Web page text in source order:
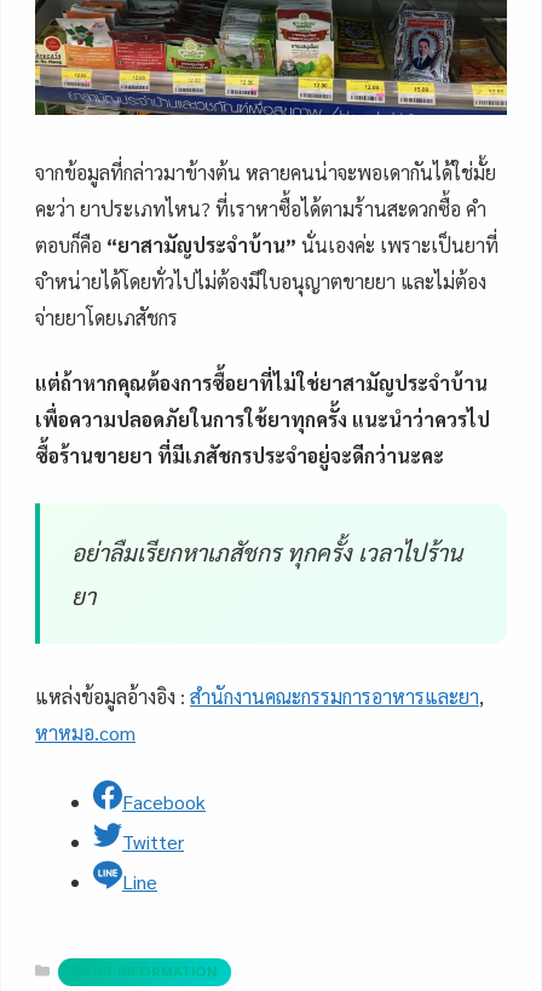
จากข้อมูลที่กล่าวมาข้างต้น หลายคนน่าจะพอเดากันได้ใช่มั้ย
คะว่า ยาประเภทไหน? ที่เราหาซื้อได้ตามร้านสะดวกซื้อ คำ
ตอบก็คือ “ยาสามัญประจำบ้าน” นั่นเองค่ะ เพราะเป็นยาที่
จำหน่ายได้โดยทั่วไปไม่ต้องมีใบอนุญาตขายยา และไม่ต้อง
จ่ายยาโดยเภสัชกร
แต่ถ้าหากคุณต้องการซื้อยาที่ไม่ใช่ยาสามัญประจำบ้าน
เพื่อความปลอดภัยในการใช้ยาทุกครั้ง แนะนำว่าควรไป
ซื้อร้านขายยา ที่มีเภสัชกรประจำอยู่จะดีกว่านะคะ
อย่าลืมเรียกหาเภสัชกร ทุกครั้ง เวลาไปร้าน
ยา
แหล่งข้อมูลอ้างอิง : สำนักงานคณะกรรมการอาหารและยา,
หาหมอ.com
Facebook
Twitter
Line
Categories
DRUG INFORMATION